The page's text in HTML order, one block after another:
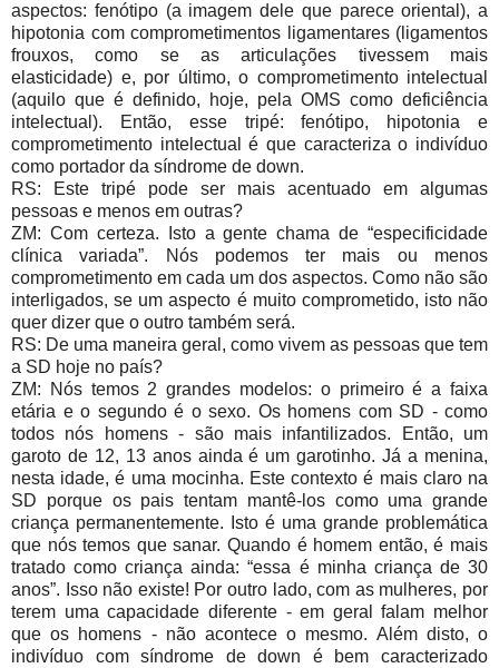
aspectos: fenótipo (a imagem dele que parece oriental), a
hipotonia com comprometimentos ligamentares (ligamentos
frouxos, como se as articulações tivessem mais
elasticidade) e, por último, o comprometimento intelectual
(aquilo que é definido, hoje, pela OMS como deficiência
intelectual). Então, esse tripé: fenótipo, hipotonia e
comprometimento intelectual é que caracteriza o indivíduo
como portador da síndrome de down.
RS: Este tripé pode ser mais acentuado em algumas
pessoas e menos em outras?
ZM: Com certeza. Isto a gente chama de “especificidade
clínica variada”. Nós podemos ter mais ou menos
comprometimento em cada um dos aspectos. Como não são
interligados, se um aspecto é muito comprometido, isto não
quer dizer que o outro também será.
RS: De uma maneira geral, como vivem as pessoas que tem
a SD hoje no país?
ZM: Nós temos 2 grandes modelos: o primeiro é a faixa
etária e o segundo é o sexo. Os homens com SD - como
todos nós homens - são mais infantilizados. Então, um
garoto de 12, 13 anos ainda é um garotinho. Já a menina,
nesta idade, é uma mocinha. Este contexto é mais claro na
SD porque os pais tentam mantê-los como uma grande
criança permanentemente. Isto é uma grande problemática
que nós temos que sanar. Quando é homem então, é mais
tratado como criança ainda: “essa é minha criança de 30
anos”. Isso não existe! Por outro lado, com as mulheres, por
terem uma capacidade diferente - em geral falam melhor
que os homens - não acontece o mesmo. Além disto, o
indivíduo com síndrome de down é bem caracterizado